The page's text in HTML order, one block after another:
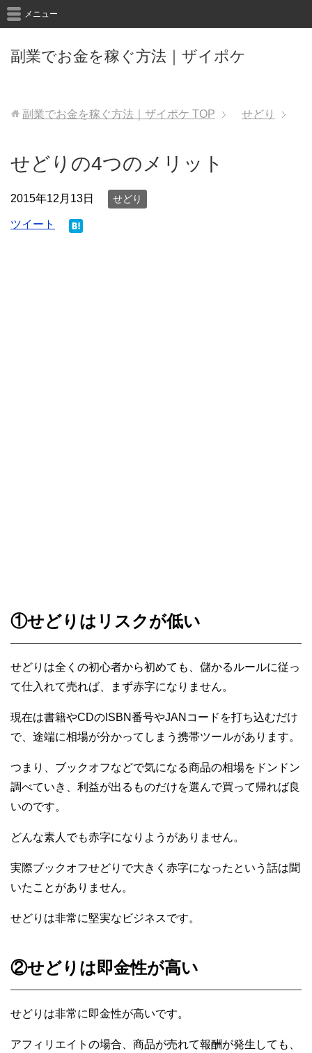
副業でお金を稼ぐ方法｜ザイポケ
メニュー
副業でお金を稼ぐ方法｜ザイポケ TOP せどり
せどりの4つのメリット
2015年12月13日 せどり
ツイート
①せどりはリスクが低い
せどりは全くの初心者から初めても、儲かるルールに従っ
て仕入れて売れば、まず赤字になりません。
現在は書籍やCDのISBN番号やJANコードを打ち込むだけ
で、途端に相場が分かってしまう携帯ツールがあります。
つまり、ブックオフなどで気になる商品の相場をドンドン
調べていき、利益が出るものだけを選んで買って帰れば良
いのです。
どんな素人でも赤字になりようがありません。
実際ブックオフせどりで大きく赤字になったという話は聞
いたことがありません。
せどりは非常に堅実なビジネスです。
②せどりは即金性が高い
せどりは非常に即金性が高いです。
アフィリエイトの場合、商品が売れて報酬が発生しても、